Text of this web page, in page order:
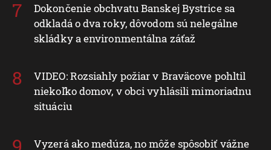
Dokončenie obchvatu Banskej Bystrice sa
odkladá o dva roky, dôvodom sú nelegálne
skládky a environmentálna záťaž
VIDEO: Rozsiahly požiar v Braväcove pohltil
niekoľko domov, v obci vyhlásili mimoriadnu
situáciu
Vyzerá ako medúza, no môže spôsobiť vážne